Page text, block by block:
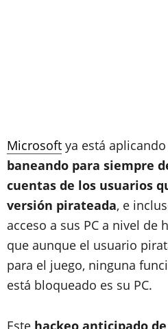
Microsoft ya está
baneando para siempre
cuentas de los usuarios
versión pirateada, e
acceso a sus PC a nivel de
que aunque el usuario
para el juego, ninguna
está bloqueado es su PC.
Este hackeo anticipado de